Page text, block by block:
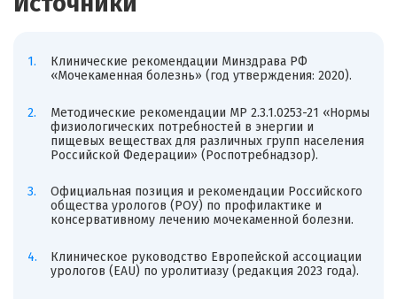
Клинические рекомендации Минздрава РФ
«Мочекаменная болезнь» (год утверждения: 2020).
Методические рекомендации МР 2.3.1.0253-21 «Нормы
физиологических потребностей в энергии и
пищевых веществах для различных групп населения
Российской Федерации» (Роспотребнадзор).
Официальная позиция и рекомендации Российского
общества урологов (РОУ) по профилактике и
консервативному лечению мочекаменной болезни.
Клиническое руководство Европейской ассоциации
урологов (EAU) по уролитиазу (редакция 2023 года).